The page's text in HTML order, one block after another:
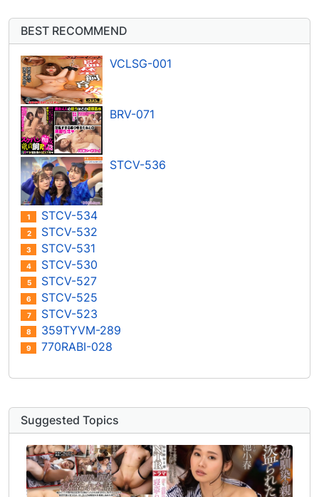
BEST RECOMMEND
VCLSG-001
BRV-071
STCV-536
1 STCV-534
2 STCV-532
3 STCV-531
4 STCV-530
5 STCV-527
6 STCV-525
7 STCV-523
8 359TYVM-289
9 770RABI-028
Suggested Topics